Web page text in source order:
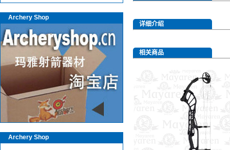
Archery Shop
Archery Shop
详细介绍
相关商品